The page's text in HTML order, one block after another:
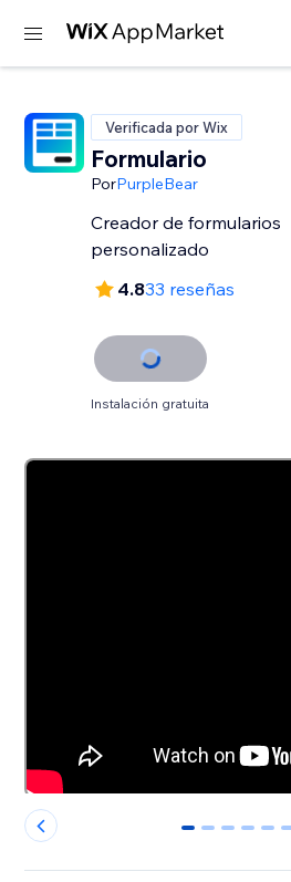
Verificada por Wix
Formulario
PorPurpleBear
Creador de formularios
personalizado
4.833 reseñas
Instalación gratuita
0 1 2 3 4 5